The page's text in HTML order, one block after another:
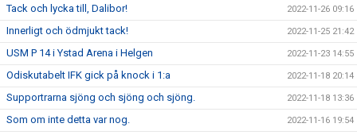
Tack och lycka till, Dalibor! 2022-11-26 09:16
Innerligt och ödmjukt tack! 2022-11-25 21:42
USM P 14 i Ystad Arena i Helgen 2022-11-23 14:55
Odiskutabelt IFK gick på knock i 1:a 2022-11-18 20:14
Supportrarna sjöng och sjöng och sjöng. 2022-11-18 13:36
Som om inte detta var nog. 2022-11-16 19:54